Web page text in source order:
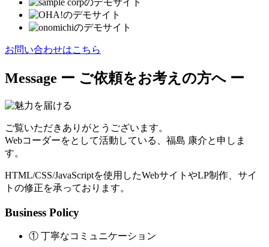
お問い合わせはこちら
Message ー ご依頼をお考えの方へ ー
ご覧いただきありがとうございます。
Webコーダーをとして活動している、福島 康介と申しま
す。
HTML/CSS/JavaScriptを使用したWebサイトやLP制作、サイ
トの修正を承っております。
Business Policy
① 丁寧なコミュニケーション